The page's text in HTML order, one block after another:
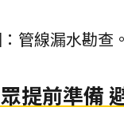
管線漏水勘查。
提前準備